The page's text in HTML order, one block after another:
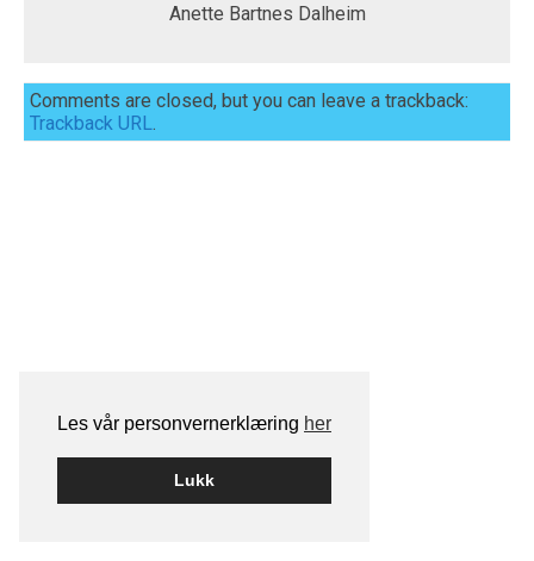
Les vår personvernerklæring her
Lukk
Anette Bartnes Dalheim
Comments are closed, but you can leave a trackback:
Trackback URL.